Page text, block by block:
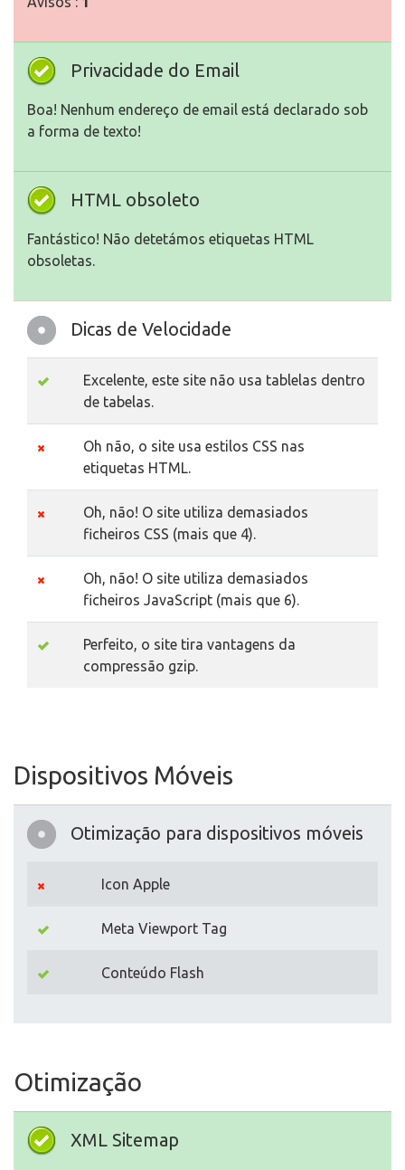
Privacidade do Email
Boa! Nenhum endereço de email está declarado sob
a forma de texto!
HTML obsoleto
Fantástico! Não detetámos etiquetas HTML
obsoletas.
Dicas de Velocidade
Excelente, este site não usa tablelas dentro
de tabelas.
Oh não, o site usa estilos CSS nas
etiquetas HTML.
Oh, não! O site utiliza demasiados
ficheiros CSS (mais que 4).
Oh, não! O site utiliza demasiados
ficheiros JavaScript (mais que 6).
Perfeito, o site tira vantagens da
compressão gzip.
Dispositivos Móveis
Otimização para dispositivos móveis
Icon Apple
Meta Viewport Tag
Conteúdo Flash
Otimização
XML Sitemap